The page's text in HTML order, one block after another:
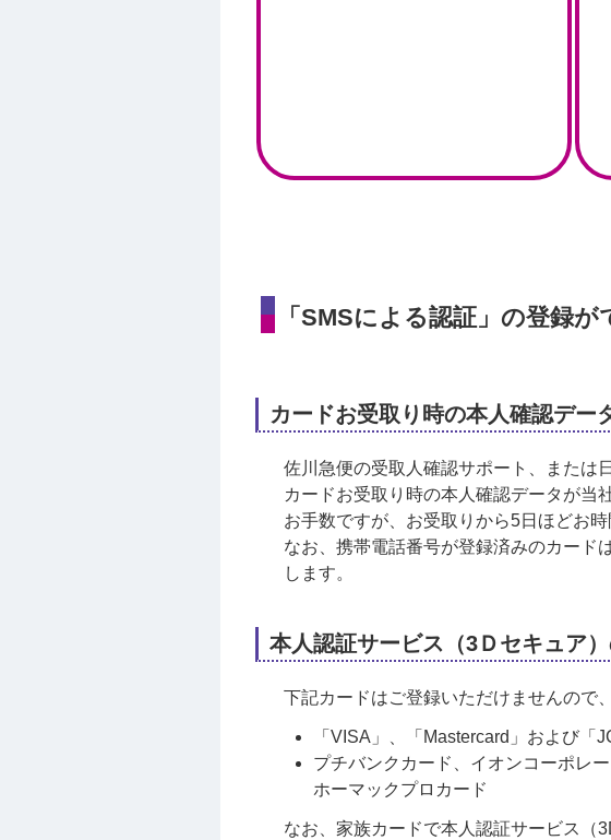
「SMSによる認証」の登録
カードお受取り時の本人確認デー
佐川急便の受取人確認サポート、または
カードお受取り時の本人確認データが当
お手数ですが、お受取りから5日ほどお
なお、携帯電話番号が登録済みのカード
します。
本人認証サービス（3Ｄセキュア
下記カードはご登録いただけませんので
「VISA」、「Mastercard」および
プチバンクカード、イオンコーポレ
ホーマックプロカード
なお、家族カードで本人認証サービス（